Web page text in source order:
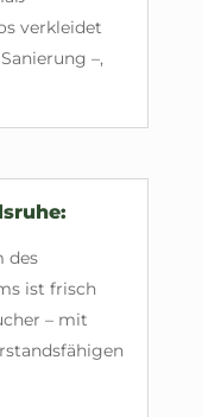
verkleidet
–,
des
ist frisch
– mit